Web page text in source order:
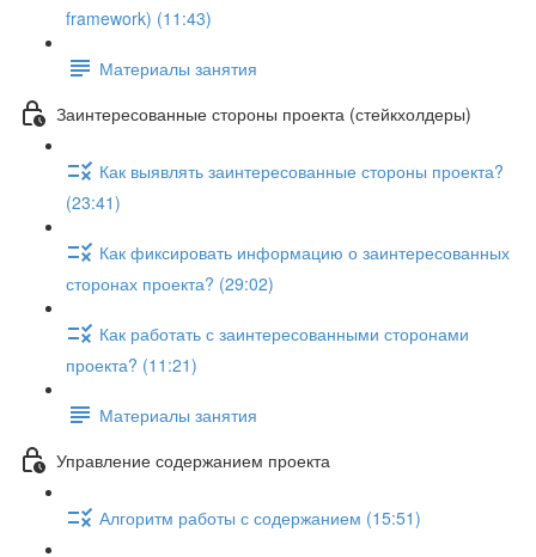
framework) (11:43)
Материалы занятия
Заинтересованные стороны проекта (стейкхолдеры)
Как выявлять заинтересованные стороны проекта?
(23:41)
Как фиксировать информацию о заинтересованных
сторонах проекта? (29:02)
Как работать с заинтересованными сторонами
проекта? (11:21)
Материалы занятия
Управление содержанием проекта
Алгоритм работы с содержанием (15:51)